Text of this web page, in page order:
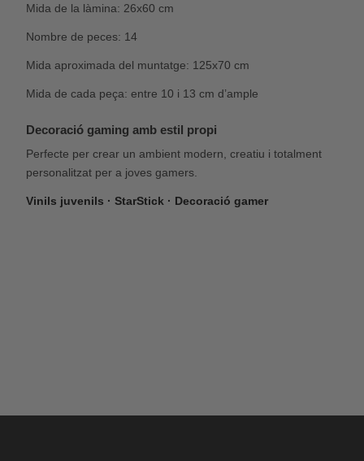
Mida de la làmina: 26x60 cm
Nombre de peces: 14
Mida aproximada del muntatge: 125x70 cm
Mida de cada peça: entre 10 i 13 cm d’ample
Decoració gaming amb estil propi
Perfecte per crear un ambient modern, creatiu i totalment
personalitzat per a joves gamers.
Vinils juvenils · StarStick · Decoració gamer